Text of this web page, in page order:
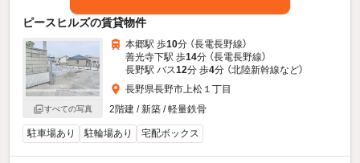
ピースヒルズの賃貸物件
すべての写真
本郷駅 歩10分 （長電長野線）
善光寺下駅 歩14分 （長電長野線）
長野駅 バス12分 歩4分 （北陸新幹線など）
長野県長野市上松１丁目
2階建 / 新築 / 軽量鉄骨
駐車場あり 駐輪場あり 宅配ボックス